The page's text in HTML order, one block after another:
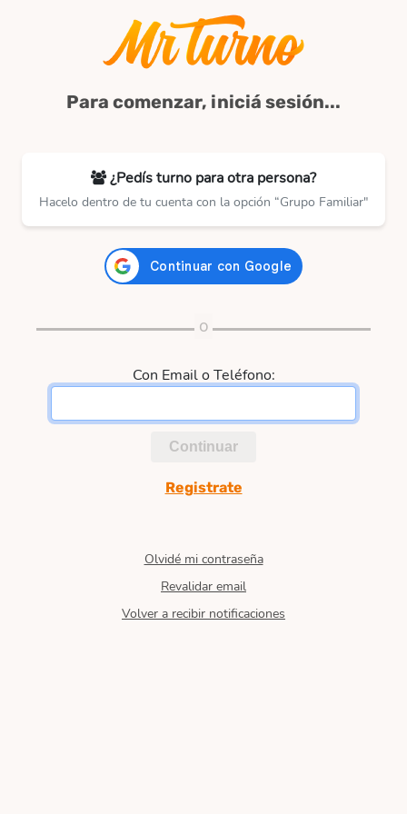
Para comenzar, iniciá sesión...
¿Pedís turno para otra persona?
Hacelo dentro de tu cuenta con la opción “Grupo Familiar"
Con Email o Teléfono:
Continuar
Registrate
Olvidé mi contraseña
Revalidar email
Volver a recibir notificaciones